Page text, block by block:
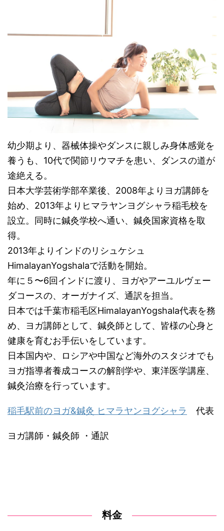
幼少期より、器械体操やダンスに親しみ身体感覚を
養うも、10代で関節リウマチを患い、ダンスの道が
途絶える。
日本大学芸術学部卒業後、2008年よりヨガ講師を
始め、2013年よりヒマラヤンヨグシャラ稲毛校を
設立。同時に鍼灸学校へ通い、鍼灸国家資格を取
得。
2013年よりインドのリシュケシュ
HimalayanYogshalaで活動を開始。
年に５〜6回インドに渡り、ヨガやアーユルヴェー
ダコースの、オーガナイズ、通訳を担当。
日本では千葉市稲毛区HimalayanYogshala代表を務
め、 ヨガ講師として、鍼灸師として、皆様の心身と
健康を育むお手伝いをしています。
日本国内や、ロシアや中国など海外のスタジオでも
ヨガ指導者養成コースの解剖学や、 東洋医学講座、
鍼灸治療を行っています。
稲毛駅前のヨガ&鍼灸 ヒマラヤンヨグシャラ 代表
ヨガ講師・鍼灸師 ・通訳
料金